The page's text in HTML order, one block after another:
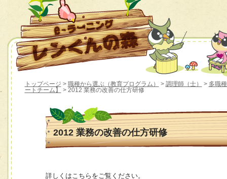
トップページ > 職種から選ぶ（教育プログラム） > 調理師（士） > 多職
ートチーム】
> 2012 業務の改善の仕方研修
2012 業務の改善の仕方研修
詳しくはこちらをご覧ください。